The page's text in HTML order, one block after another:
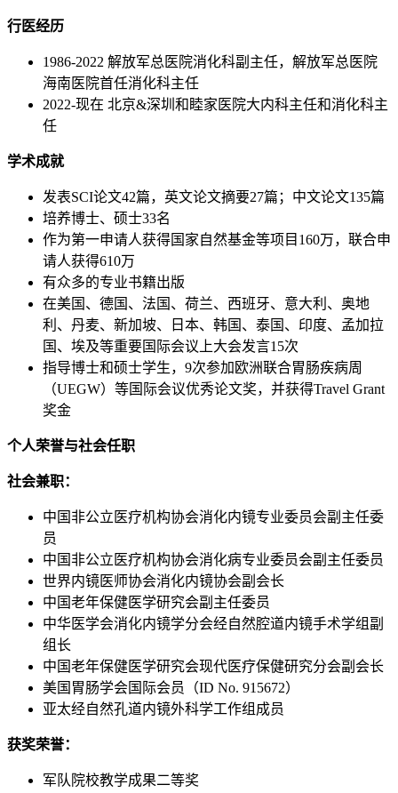
行医经历
1986-2022 解放军总医院消化科副主任，解放军总医院
海南医院首任消化科主任
2022-现在 北京&深圳和睦家医院大内科主任和消化科主
任
学术成就
发表SCI论文42篇，英文论文摘要27篇；中文论文135篇
培养博士、硕士33名
作为第一申请人获得国家自然基金等项目160万，联合申
请人获得610万
有众多的专业书籍出版
在美国、德国、法国、荷兰、西班牙、意大利、奥地
利、丹麦、新加坡、日本、韩国、泰国、印度、孟加拉
国、埃及等重要国际会议上大会发言15次
指导博士和硕士学生，9次参加欧洲联合胃肠疾病周
（UEGW）等国际会议优秀论文奖，并获得Travel Grant
奖金
个人荣誉与社会任职
社会兼职：
中国非公立医疗机构协会消化内镜专业委员会副主任委
员
中国非公立医疗机构协会消化病专业委员会副主任委员
世界内镜医师协会消化内镜协会副会长
中国老年保健医学研究会副主任委员
中华医学会消化内镜学分会经自然腔道内镜手术学组副
组长
中国老年保健医学研究会现代医疗保健研究分会副会长
美国胃肠学会国际会员（ID No. 915672）
亚太经自然孔道内镜外科学工作组成员
获奖荣誉：
军队院校教学成果二等奖